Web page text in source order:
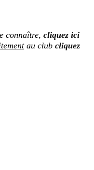
connaître, cliquez ici
au club cliquez